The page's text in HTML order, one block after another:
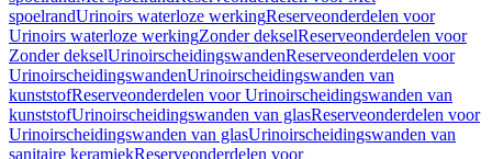
spoelrandUrinoirs waterloze werkingReserveonderdelen voor
Urinoirs waterloze werkingZonder dekselReserveonderdelen voor
Zonder dekselUrinoirscheidingswandenReserveonderdelen voor
UrinoirscheidingswandenUrinoirscheidingswanden van
kunststofReserveonderdelen voor Urinoirscheidingswanden van
kunststofUrinoirscheidingswanden van glasReserveonderdelen voor
Urinoirscheidingswanden van glasUrinoirscheidingswanden van
sanitaire keramiekReserveonderdelen voor